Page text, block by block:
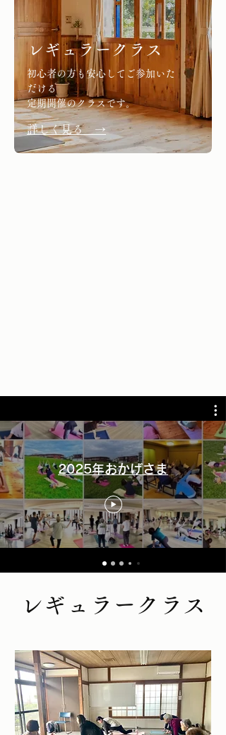
詳しく見る →
レギュラークラス
初心者の方も安心してご参加いた
だける
​定期開催のクラスです。
2025年おかげさま
レギュラークラス